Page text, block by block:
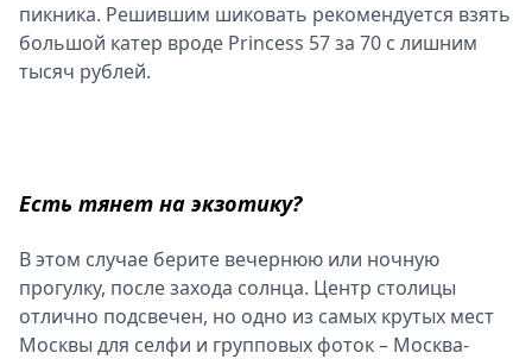
пикника. Решившим шиковать рекомендуется взять
большой катер вроде Princess 57 за 70 с лишним
тысяч рублей.
Есть тянет на экзотику?
В этом случае берите вечернюю или ночную
прогулку, после захода солнца. Центр столицы
отлично подсвечен, но одно из самых крутых мест
Москвы для селфи и групповых фоток – Москва-